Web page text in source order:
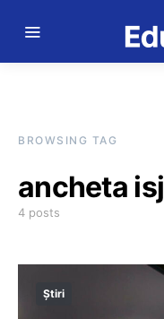
BROWSING TAG
ancheta isj
4 posts
Știri